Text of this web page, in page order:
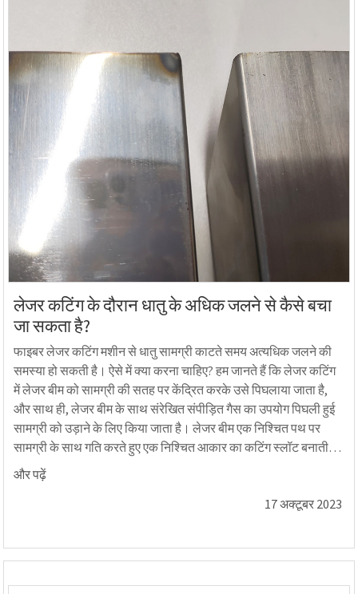
लेजर कटिंग के दौरान धातु के अधिक जलने से कैसे बचा
जा सकता है?
फाइबर लेजर कटिंग मशीन से धातु सामग्री काटते समय अत्यधिक जलने की
समस्या हो सकती है। ऐसे में क्या करना चाहिए? हम जानते हैं कि लेजर कटिंग
में लेजर बीम को सामग्री की सतह पर केंद्रित करके उसे पिघलाया जाता है,
और साथ ही, लेजर बीम के साथ संरेखित संपीड़ित गैस का उपयोग पिघली हुई
सामग्री को उड़ाने के लिए किया जाता है। लेजर बीम एक निश्चित पथ पर
सामग्री के साथ गति करते हुए एक निश्चित आकार का कटिंग स्लॉट बनाती
है। नीचे दी गई प्रक्रिया लगातार दोहराई जाती है...
और पढ़ें
17 अक्टूबर 2023